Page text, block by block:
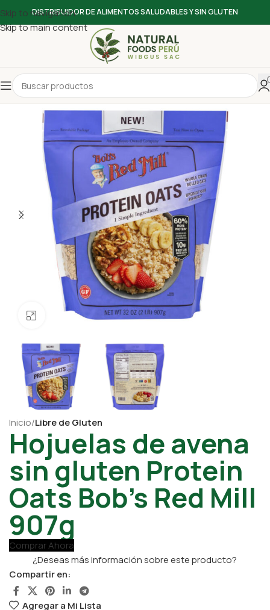
Skip to navigation
Skip to main content
DISTRIBUIDOR DE ALIMENTOS SALUDABLES Y SIN GLUTEN
Click para ampliar
Inicio Libre de Gluten
Hojuelas de avena
sin gluten Protein
Oats Bob’s Red Mill
907g
Comprar Ahora
¿Deseas más información sobre este producto?
Compartir en:
Agregar a Mi Lista